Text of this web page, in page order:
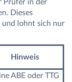
Prüfer in der
Dieses
und lohnt sich nur
Hinweis
ABE oder TTG